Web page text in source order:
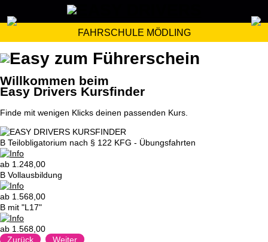
FAHRSCHULE MÖDLING
Willkommen beim
Easy Drivers Kursfinder
Finde mit wenigen Klicks deinen passenden Kurs.
B Teilobligatorium nach § 122 KFG - Übungsfahrten
ab 1.248,00
B Vollausbildung
ab 1.568,00
B mit "L17"
ab 1.568,00
Zurück
Weiter